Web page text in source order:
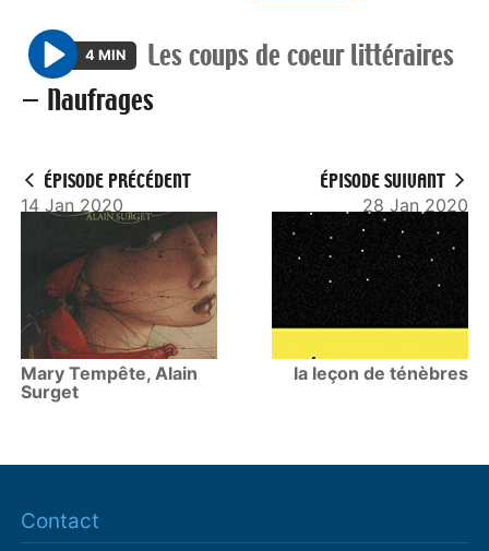
P
l
4 MIN
Les coups de coeur littéraires
— Naufrages
ÉPISODE PRÉCÉDENT
14 Jan 2020
Mary Tempête, Alain
Surget
ÉPISODE SUIVANT
28 Jan 2020
la leçon de ténèbres
Contact